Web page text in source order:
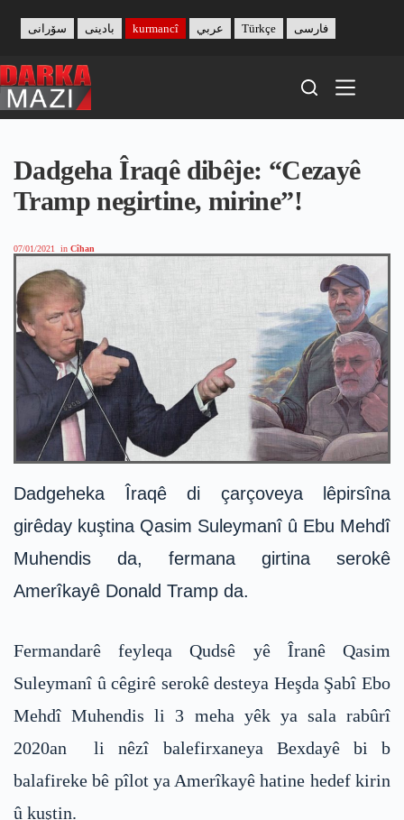
content
بادینی سۆرانی kurmancî عربي Türkçe فارسی
Dadgeha Îraqê dibêje: “Cezayê
Tramp negirtine, mirine”!
07/01/2021 in Cîhan
Dadgeheka Îraqê di çarçoveya lêpirsîna
girêday kuştina Qasim Suleymanî û Ebu Mehdî
Muhendis da, fermana girtina serokê
Amerîkayê Donald Tramp da.
Fermandarê feyleqa Qudsê yê Îranê Qasim
Suleymanî û cêgirê serokê desteya Heşda Şabî Ebo
Mehdî Muhendis li 3 meha yêk ya sala rabûrî
2020an li nêzî balefirxaneya Bexdayê bi b
balafireke bê pîlot ya Amerîkayê hatine hedef kirin
û kuştin.